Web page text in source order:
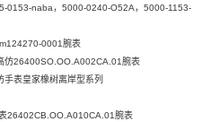
0153-naba，5000-0240-O52A，5000-1153-
0001腕表
仿26400SO.OO.A002CA.01腕表
表皇家橡树离岸型系列
26402CB.OO.A010CA.01腕表